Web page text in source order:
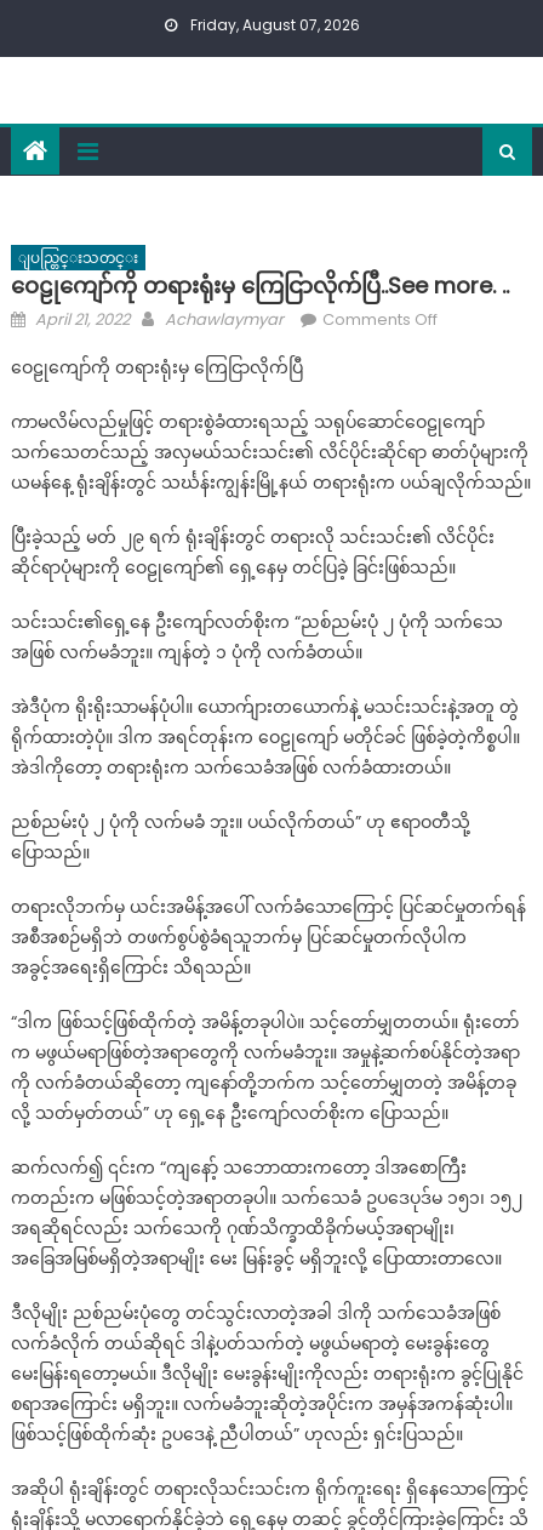
Friday, August 07, 2026
ျပည္တြင္းသတင္း
ဝေဠုကျော်ကို တရားရုံးမှ ကြေငြာလိုက်ပြီ..See more. ..
Posted
April 21, 2022 Author
Achawlaymyar Comments Offon
ကို
တရားရုံး
မှ
လိုက်
ပြီ..See
..
ဝေဠုကျော်ကို တရားရုံးမှ ကြေငြာလိုက်ပြီ
ကာမလိမ်လည်မှုဖြင့် တရားစွဲခံထားရသည့် သရုပ်ဆောင်ဝေဠုကျော်
သက်သေတင်သည့် အလှမယ်သင်းသင်း၏ လိင်ပိုင်းဆိုင်ရာ ဓာတ်ပုံများကို
ယမန်နေ့ ရုံးချိန်းတွင် သင်္ဃန်းကျွန်းမြို့နယ် တရားရုံးက ပယ်ချလိုက်သည်။
ပြီးခဲ့သည့် မတ် ၂၉ ရက် ရုံးချိန်းတွင် တရားလို သင်းသင်း၏ လိင်ပိုင်း
ဆိုင်ရာပုံများကို ဝေဠုကျော်၏ ရှေ့နေမှ တင်ပြခဲ့ ခြင်းဖြစ်သည်။
သင်းသင်း၏ရှေ့နေ ဦးကျော်လတ်စိုးက “ညစ်ညမ်းပုံ ၂ ပုံကို သက်သေ
အဖြစ် လက်မခံဘူး။ ကျန်တဲ့ ၁ ပုံကို လက်ခံတယ်။
အဲဒီပုံက ရိုးရိုးသာမန်ပုံပါ။ ယောက်ျားတယောက်နဲ့ မသင်းသင်းနဲ့အတူ တွဲ
ရိုက်ထားတဲ့ပုံ။ ဒါက အရင်တုန်းက ဝေဠုကျော် မတိုင်ခင် ဖြစ်ခဲ့တဲ့ကိစ္စပါ။
အဲဒါကိုတော့ တရားရုံးက သက်သေခံအဖြစ် လက်ခံထားတယ်။
ညစ်ညမ်းပုံ ၂ ပုံကို လက်မခံ ဘူး။ ပယ်လိုက်တယ်” ဟု ဧရာဝတီသို့
ပြောသည်။
တရားလိုဘက်မှ ယင်းအမိန့်အပေါ် လက်ခံသောကြောင့် ပြင်ဆင်မှုတက်ရန်
အစီအစဉ်မရှိဘဲ တဖက်စွပ်စွဲခံရသူဘက်မှ ပြင်ဆင်မှုတက်လိုပါက
အခွင့်အရေးရှိကြောင်း သိရသည်။
“ဒါက ဖြစ်သင့်ဖြစ်ထိုက်တဲ့ အမိန့်တခုပါပဲ။ သင့်တော်မျှတတယ်။ ရုံးတော်
က မဖွယ်မရာဖြစ်တဲ့အရာတွေကို လက်မခံဘူး။ အမှုနဲ့ဆက်စပ်နိုင်တဲ့အရာ
ကို လက်ခံတယ်ဆိုတော့ ကျနော်တို့ဘက်က သင့်တော်မျှတတဲ့ အမိန့်တခု
လို့ သတ်မှတ်တယ်” ဟု ရှေ့နေ ဦးကျော်လတ်စိုးက ပြောသည်။
ဆက်လက်၍ ၎င်းက “ကျနော့် သဘောထားကတော့ ဒါအစောကြီး
ကတည်းက မဖြစ်သင့်တဲ့အရာတခုပါ။ သက်သေခံ ဥပဒေပုဒ်မ ၁၅၁၊ ၁၅၂
အရဆိုရင်လည်း သက်သေကို ဂုဏ်သိက္ခာထိခိုက်မယ့်အရာမျိုး၊
အခြေအမြစ်မရှိတဲ့အရာမျိုး မေး မြန်းခွင့် မရှိဘူးလို့ ပြောထားတာလေ။
ဒီလိုမျိုး ညစ်ညမ်းပုံတွေ တင်သွင်းလာတဲ့အခါ ဒါကို သက်သေခံအဖြစ်
လက်ခံလိုက် တယ်ဆိုရင် ဒါနဲ့ပတ်သက်တဲ့ မဖွယ်မရာတဲ့ မေးခွန်းတွေ
မေးမြန်းရတော့မယ်။ ဒီလိုမျိုး မေးခွန်းမျိုးကိုလည်း တရားရုံးက ခွင့်ပြုနိုင်
စရာအကြောင်း မရှိဘူး။ လက်မခံဘူးဆိုတဲ့အပိုင်းက အမှန်အကန်ဆုံးပါ။
ဖြစ်သင့်ဖြစ်ထိုက်ဆုံး ဥပဒေနဲ့ ညီပါတယ်” ဟုလည်း ရှင်းပြသည်။
အဆိုပါ ရုံးချိန်းတွင် တရားလိုသင်းသင်းက ရိုက်ကူးရေး ရှိနေသောကြောင့်
ရုံးချိန်းသို့ မလာရောက်နိုင်ခဲ့ဘဲ ရှေ့နေမှ တဆင့် ခွင့်တိုင်ကြားခဲ့ကြောင်း သိ